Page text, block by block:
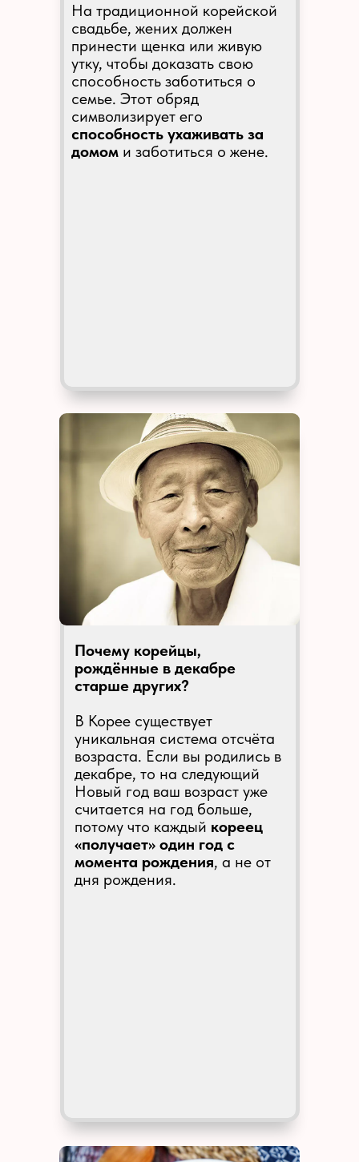
На традиционной корейской
свадьбе, жених должен
принести щенка или живую
утку, чтобы доказать свою
способность заботиться о
семье. Этот обряд
символизирует его
способность ухаживать за
домом и заботиться о жене.
Почему корейцы,
рождённые в декабре
старше других?
В Корее существует
уникальная система отсчёта
возраста. Если вы родились в
декабре, то на следующий
Новый год ваш возраст уже
считается на год больше,
потому что каждый кореец
«получает» один год с
момента рождения, а не от
дня рождения.